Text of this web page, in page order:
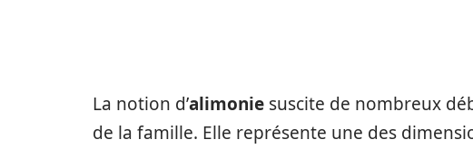
La notion d’alimonie suscite de nombreux
de la famille. Elle représente une des